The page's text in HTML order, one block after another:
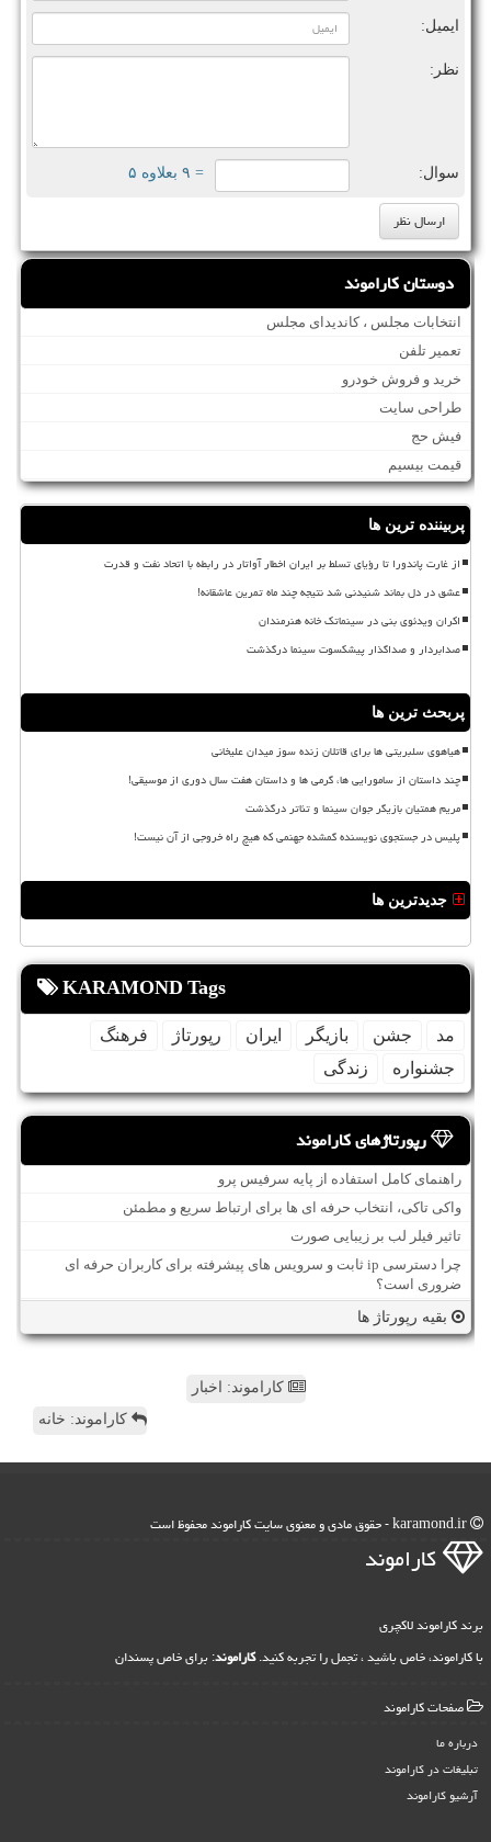
ایمیل:
نظر:
سوال: = ۹ بعلاوه ۵
دوستان کاراموند
انتخابات مجلس ، کاندیدای مجلس
تعمیر تلفن
خرید و فروش خودرو
طراحی سایت
فیش حج
قیمت بیسیم
پربیننده ترین ها
از غارت پاندورا تا رؤیای تسلط بر ایران اخطار آواتار در رابطه با اتحاد نفت و قدرت
عشق در دل بماند شنیدنی شد نتیجه چند ماه تمرین عاشقانه!
اکران ویدئوی بنی در سینماتک خانه هنرمندان
صدابردار و صداگذار پیشکسوت سینما درگذشت
پربحث ترین ها
هیاهوی سلبریتی ها برای قاتلان زنده سوز میدان علیخانی
چند داستان از سامورایی ها، گرمی ها و داستان هفت سال دوری از موسیقی!
مریم همتیان بازیگر جوان سینما و تئاتر درگذشت
پلیس در جستجوی نویسنده گمشده جهنمی که هیچ راه خروجی از آن نیست!
جدیدترین ها
KARAMOND Tags
مد جشن بازیگر ایران رپورتاژ
فرهنگ
جشنواره
زندگی
رپورتاژهای کاراموند
راهنمای کامل استفاده از پایه سرفیس پرو
واکی تاکی، انتخاب حرفه ای ها برای ارتباط سریع و مطمئن
تاثیر فیلر لب بر زیبایی صورت
چرا دسترسی ip ثابت و سرویس های پیشرفته برای کاربران حرفه ای
ضروری است؟
بقیه رپورتاژ ها
کاراموند: اخبار
کاراموند: خانه
كاراموند
برند کاراموند لاکچری
با کاراموند، خاص باشید ، تجمل را تجربه کنید.کاراموند: برای خاص پسندان
صفحات كاراموند
درباره ما
تبلیغات در كاراموند
آرشیو كاراموند